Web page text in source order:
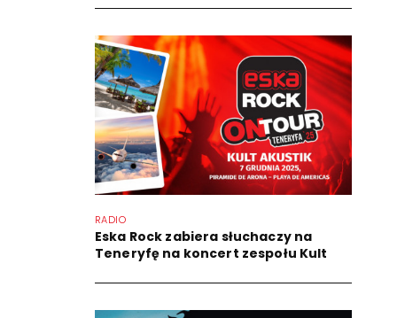
RADIO
Eska Rock zabiera słuchaczy na
Teneryfę na koncert zespołu Kult